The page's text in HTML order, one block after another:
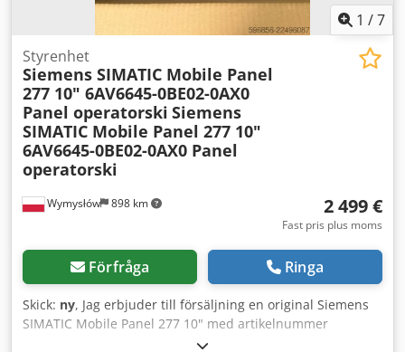
1 /7
Wymysłów 898 km
Styrenhet
Siemens SIMATIC Mobile Panel
277 10" 6AV6645-0BE02-0AX0
Panel operatorski Siemens
SIMATIC Mobile Panel 277 10"
6AV6645-0BE02-0AX0 Panel
operatorski
2 499 €
Fast pris plus moms
Förfråga Ringa
Skick: ny, Jag erbjuder till försäljning en original Siemens
SIMATIC Mobile Panel 277 10" med artikelnummer
6AV6645-0BE02-0AX0. Enheten är ny, oanvänd och kommer